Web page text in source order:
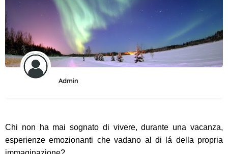
Admin
Chi non ha mai sognato di vivere, durante una vacanza,
esperienze emozionanti che vadano al di lá della propria